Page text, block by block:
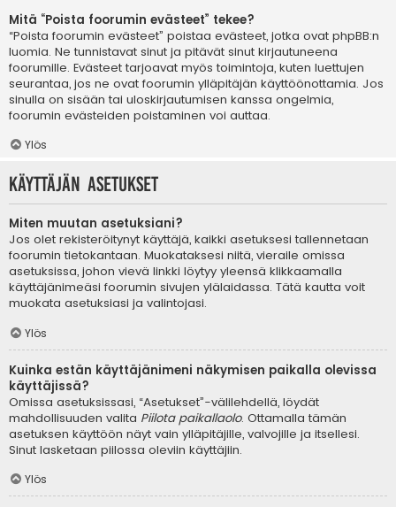
Mitä “Poista foorumin evästeet” tekee?
“Poista foorumin evästeet” poistaa evästeet, jotka ovat phpBB:n
luomia. Ne tunnistavat sinut ja pitävät sinut kirjautuneena
foorumille. Evästeet tarjoavat myös toimintoja, kuten luettujen
seurantaa, jos ne ovat foorumin ylläpitäjän käyttöönottamia. Jos
sinulla on sisään tai uloskirjautumisen kanssa ongelmia,
foorumin evästeiden poistaminen voi auttaa.
Ylös
Käyttäjän asetukset
Miten muutan asetuksiani?
Jos olet rekisteröitynyt käyttäjä, kaikki asetuksesi tallennetaan
foorumin tietokantaan. Muokataksesi niitä, vieraile omissa
asetuksissa, johon vievä linkki löytyy yleensä klikkaamalla
käyttäjänimeäsi foorumin sivujen ylälaidassa. Tätä kautta voit
muokata asetuksiasi ja valintojasi.
Ylös
Kuinka estän käyttäjänimeni näkymisen paikalla olevissa
käyttäjissä?
Omissa asetuksissasi, “Asetukset”-välilehdellä, löydät
mahdollisuuden valita Piilota paikallaolo. Ottamalla tämän
asetuksen käyttöön näyt vain ylläpitäjille, valvojille ja itsellesi.
Sinut lasketaan piilossa oleviin käyttäjiin.
Ylös